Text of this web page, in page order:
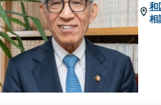
和
相